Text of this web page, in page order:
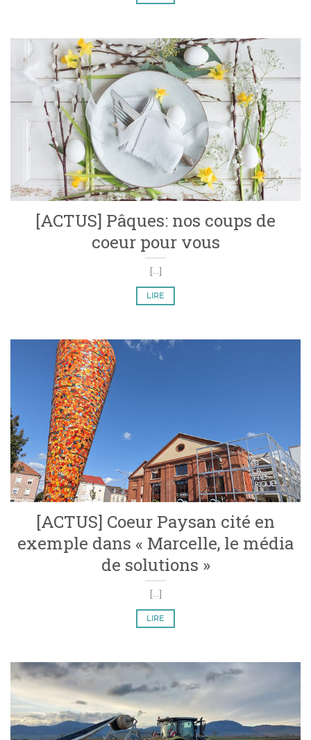
[ACTUS] Pâques: nos coups de
coeur pour vous
[...]
LIRE
[ACTUS] Coeur Paysan cité en
exemple dans « Marcelle, le média
de solutions »
[...]
LIRE